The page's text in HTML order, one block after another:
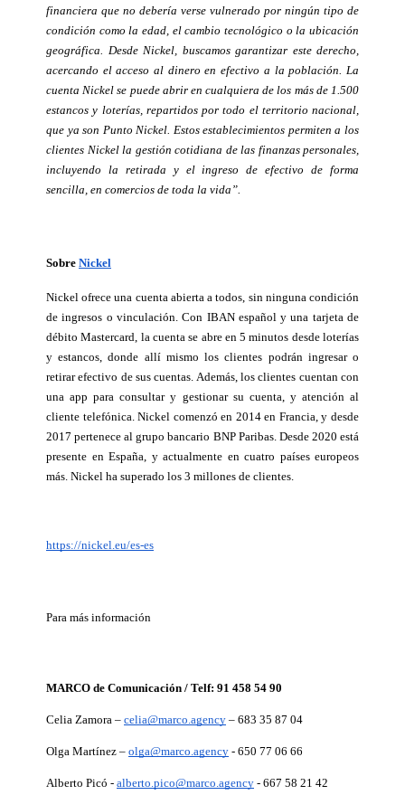
financiera que no debería verse vulnerado por ningún tipo de
condición como la edad, el cambio tecnológico o la ubicación
geográfica. Desde Nickel, buscamos garantizar este derecho,
acercando el acceso al dinero en efectivo a la población. La
cuenta Nickel se puede abrir en cualquiera de los más de 1.500
estancos y loterías, repartidos por todo el territorio nacional,
que ya son Punto Nickel. Estos establecimientos permiten a los
clientes Nickel la gestión cotidiana de las finanzas personales,
incluyendo la retirada y el ingreso de efectivo de forma
sencilla, en comercios de toda la vida”.
Sobre Nickel
Nickel ofrece una cuenta abierta a todos, sin ninguna condición
de ingresos o vinculación. Con IBAN español y una tarjeta de
débito Mastercard, la cuenta se abre en 5 minutos desde loterías
y estancos, donde allí mismo los clientes podrán ingresar o
retirar efectivo de sus cuentas. Además, los clientes cuentan con
una app para consultar y gestionar su cuenta, y atención al
cliente telefónica. Nickel comenzó en 2014 en Francia, y desde
2017 pertenece al grupo bancario BNP Paribas. Desde 2020 está
presente en España, y actualmente en cuatro países europeos
más. Nickel ha superado los 3 millones de clientes.
https://nickel.eu/es-es
Para más información
MARCO de Comunicación / Telf: 91 458 54 90
Celia Zamora – celia@marco.agency – 683 35 87 04
Olga Martínez – olga@marco.agency - 650 77 06 66
Alberto Picó - alberto.pico@marco.agency - 667 58 21 42